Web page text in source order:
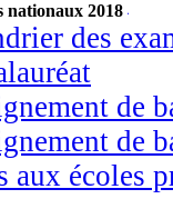
nationaux 2018
des
de
de
aux écoles